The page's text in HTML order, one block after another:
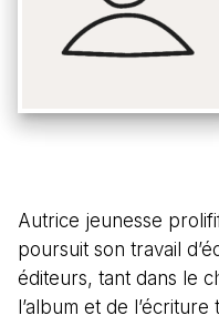
Autrice jeunesse
poursuit son travail
éditeurs, tant dans le
l’album et de l’écriture